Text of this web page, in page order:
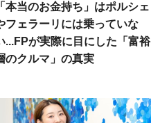
「本当のお金持ち」はポルシェ
フェラーリには乗っていな
...FPが実際に目にした「富裕
のクルマ」の真実